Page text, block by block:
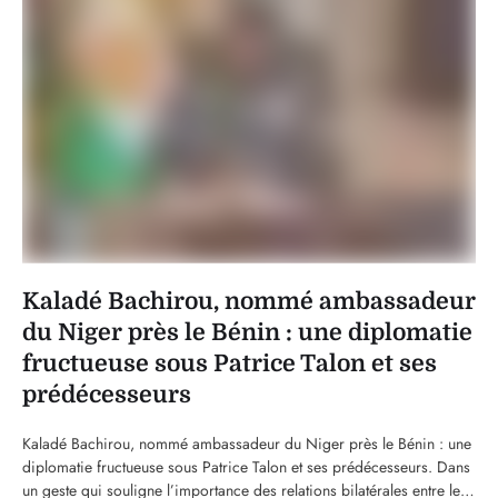
Kaladé Bachirou, nommé ambassadeur
du Niger près le Bénin : une diplomatie
fructueuse sous Patrice Talon et ses
prédécesseurs
Kaladé Bachirou, nommé ambassadeur du Niger près le Bénin : une
diplomatie fructueuse sous Patrice Talon et ses prédécesseurs. Dans
un geste qui souligne l’importance des relations bilatérales entre le